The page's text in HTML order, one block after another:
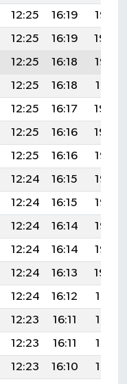
12:25 16:19
19:35
12:25 16:19
19:34
12:25 16:18
19:32
12:25 16:18
19:31
12:25 16:17
19:30
12:25 16:16
19:29
12:25 16:16
19:27
12:24 16:15
19:26
12:24 16:15
19:25
12:24 16:14
19:23
12:24 16:14
19:22
12:24 16:13
19:20
12:24 16:12
19:19
12:23 16:11
19:18
12:23 16:11
19:16
12:23 16:10
19:15